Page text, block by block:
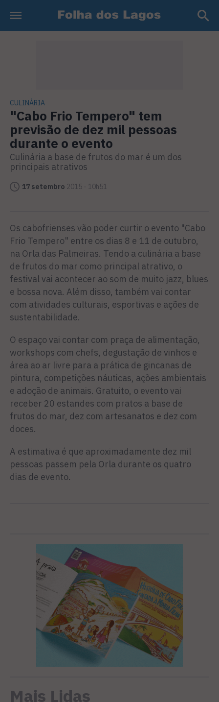
CULINÁRIA
"Cabo Frio Tempero" tem
previsão de dez mil pessoas
durante o evento
Culinária a base de frutos do mar é um dos
principais atrativos
17 setembro 2015 - 10h51
Os cabofrienses vão poder curtir o evento "Cabo
Frio Tempero" entre os dias 8 e 11 de outubro,
na Orla das Palmeiras. Tendo a culinária a base
de frutos do mar como principal atrativo, o
festival vai acontecer ao som de muito jazz, blues
e bossa nova. Além disso, também vai contar
com atividades culturais, esportivas e ações de
sustentabilidade.
O espaço vai contar com praça de alimentação,
workshops com chefs, degustação de vinhos e
área ao ar livre para a prática de gincanas de
pintura, competições náuticas, ações ambientais
e adoção de animais. Gratuito, o evento vai
receber 20 estandes com pratos a base de
frutos do mar, dez com artesanatos e dez com
doces.
A estimativa é que aproximadamente dez mil
pessoas passem pela Orla durante os quatro
dias de evento.
Mais Lidas